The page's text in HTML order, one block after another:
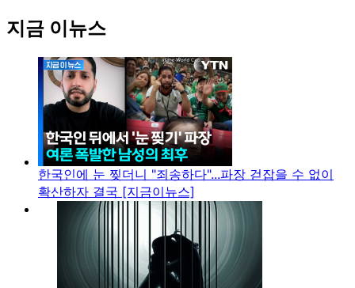
지금 이뉴스
한국인에 눈 찢더니 "죄송하다"...파장 걷잡을 수 없이
확산하자 결국 [지금이뉴스]